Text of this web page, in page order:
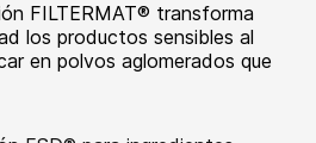
FILTERMAT® transforma
los productos sensibles al
en polvos aglomerados que